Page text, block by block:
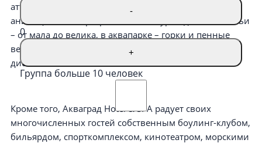
-
0
+
Группа больше 10 человек
аттракционы, на территории комплекса – различные
анимационные программы и конкурсы для всей семьи
– от мала до велика, в аквапарке – горки и пенные
вечеринки, а по вечерам в отеле – караоке и
дискотеки.
Кроме того, Акваград Hotel & SPA радует своих
многочисленных гостей собственным боулинг-клубом,
бильярдом, спорткомплексом, кинотеатром, морскими